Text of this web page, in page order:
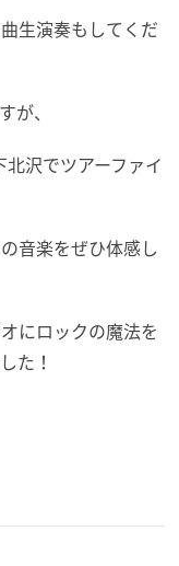
生演奏もしてくだ
が、
沢でツアーファイ
音楽をぜひ体感し
にロックの魔法を
た！